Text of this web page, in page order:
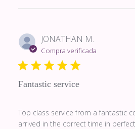
JONATHAN M.
Compra verificada
Fantastic service
Top class service from a fantastic
arrived in the correct time in